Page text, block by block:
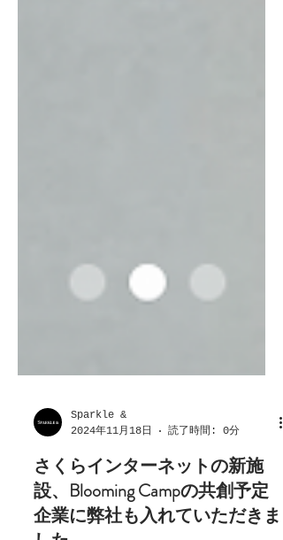
Sparkle &
2024年11月18日
読了時間: 0分